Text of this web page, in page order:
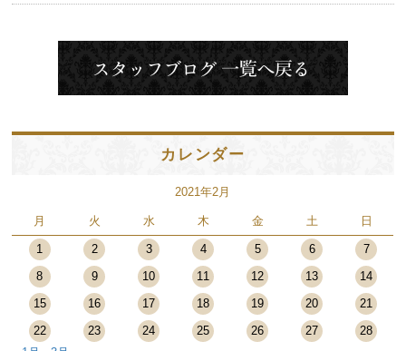
カレンダー
2021年2月
月 火 水 木 金 土 日
1 2 3 4 5 6
7
8
9 10 11 12 13
14
15
16 17 18 19 20
21
22
23 24 25 26 27
28